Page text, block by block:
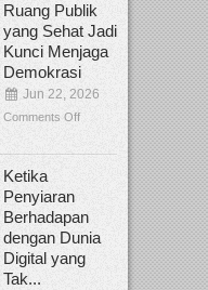
Ruang Publik
yang Sehat Jadi
Kunci Menjaga
Demokrasi
Jun 22, 2026
Comments Off
Ketika
Penyiaran
Berhadapan
dengan Dunia
Digital yang
Tak...